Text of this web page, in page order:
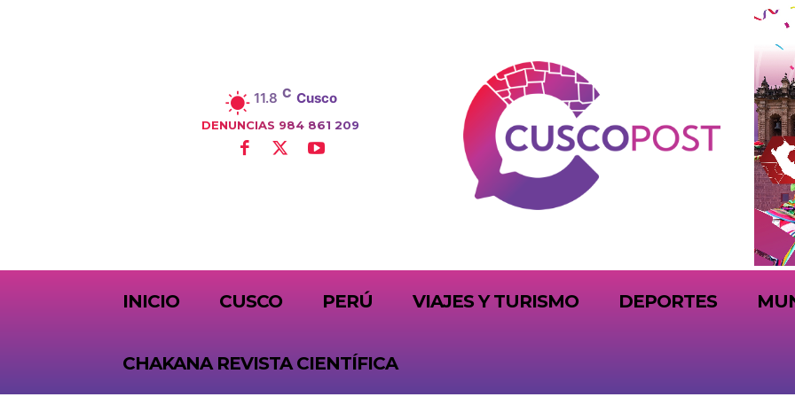
11.8 C Cusco
DENUNCIAS 984 861 209
INICIO CUSCO PERÚ VIAJES Y TURISMO DEPORTES
CHAKANA REVISTA CIENTÍFICA